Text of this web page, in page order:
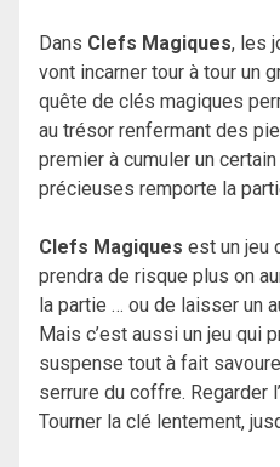
Dans Clefs Magiques, les
vont incarner tour à tour un
quête de clés magiques
au trésor renfermant des
premier à cumuler un
précieuses remporte la
Clefs Magiques est un jeu
prendra de risque plus on
la partie … ou de laisser un
Mais c’est aussi un jeu qui
suspense tout à fait
serrure du coffre. Regarder
Tourner la clé lentement,